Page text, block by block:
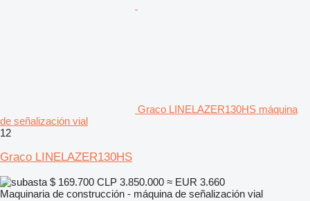
Graco LINELAZER130HS máquina
de señalización vial
12
Graco LINELAZER130HS
$ 169.700 CLP 3.850.000 ≈ EUR 3.660
Maquinaria de construcción - máquina de señalización vial